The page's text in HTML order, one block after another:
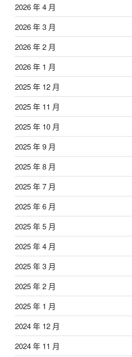
2026 年 4 月
2026 年 3 月
2026 年 2 月
2026 年 1 月
2025 年 12 月
2025 年 11 月
2025 年 10 月
2025 年 9 月
2025 年 8 月
2025 年 7 月
2025 年 6 月
2025 年 5 月
2025 年 4 月
2025 年 3 月
2025 年 2 月
2025 年 1 月
2024 年 12 月
2024 年 11 月